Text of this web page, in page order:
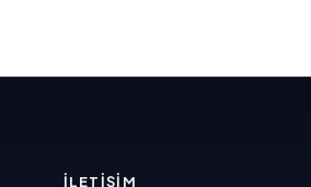
İLETIŞIM